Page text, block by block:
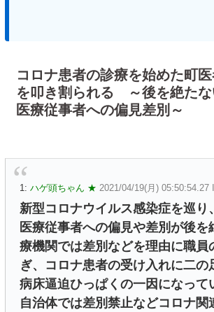
コロナ患者の診療を始めた町
を叩き割られる ～後を絶たな
医療従事者への偏見差別～
1: ハゲ頭ちゃん ★ 2021/04/19(月) 05:50:54.27
新型コロナウイルス感染症を巡り
医療従事者への偏見や差別が後を
療機関では差別などを理由に職員
ぎ、コロナ患者の受け入れに二の
病床逼迫ひっぱくの一因になって
自治体では差別禁止などコロナ関